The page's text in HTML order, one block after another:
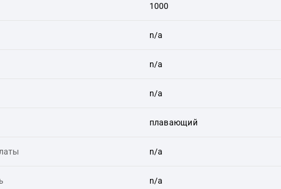
1000
n/a
n/a
n/a
плавающий
n/a
n/a